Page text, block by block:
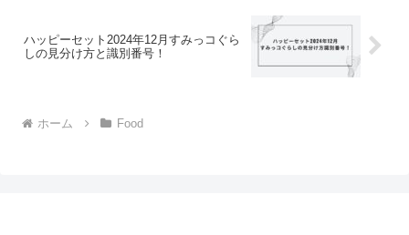
ハッピーセット2024年12月すみっコぐら
しの見分け方と識別番号！
ホーム Food